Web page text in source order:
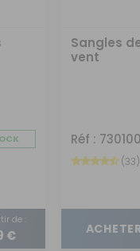
de :
€
Sangles
vent
Réf : 730100
(33)
ACHETER